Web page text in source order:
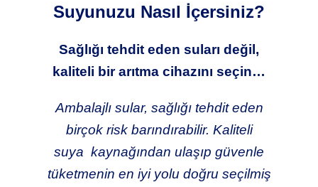
Suyunuzu Nasıl İçersiniz?
Sağlığı tehdit eden suları değil,
kaliteli bir arıtma cihazını seçin…
Ambalajlı sular, sağlığı tehdit eden
birçok risk barındırabilir. Kaliteli
suya kaynağından ulaşıp güvenle
tüketmenin en iyi yolu doğru seçilmiş